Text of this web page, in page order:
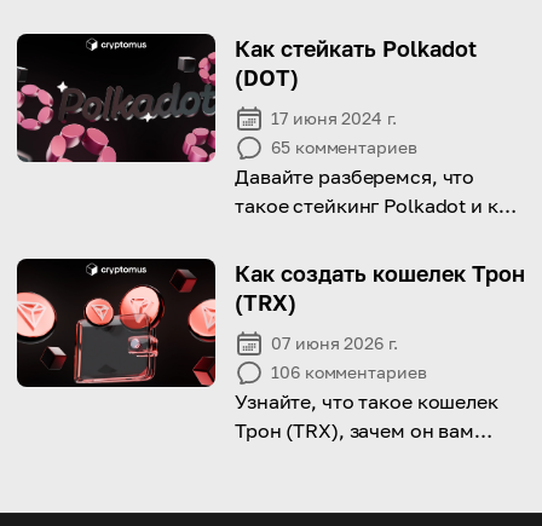
криптовалюту и какие шаги
можно предпринять для
защиты своих средств!
Как стейкать Polkadot
(DOT)
17 июня 2024 г.
65 комментариев
Давайте разберемся, что
такое стейкинг Polkadot и как
Как создать кошелек Трон
(TRX)
07 июня 2026 г.
106 комментариев
Узнайте, что такое кошелек
Трон (TRX), зачем он вам